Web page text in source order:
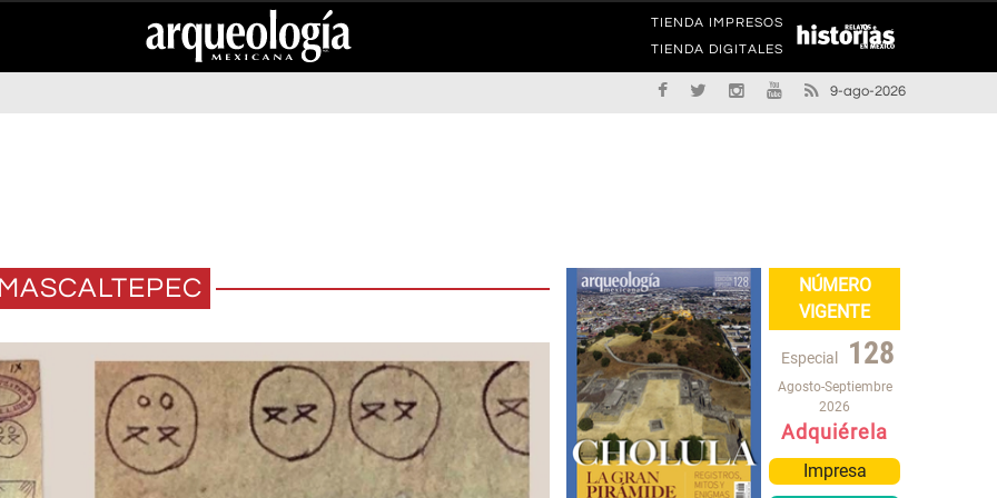
TIENDA IMPRESOS
TIENDA DIGITALES
9-ago-2026
NÚMERO
VIGENTE
Especial 128
Agosto-Septiembre
2026
Adquiérela
Impresa